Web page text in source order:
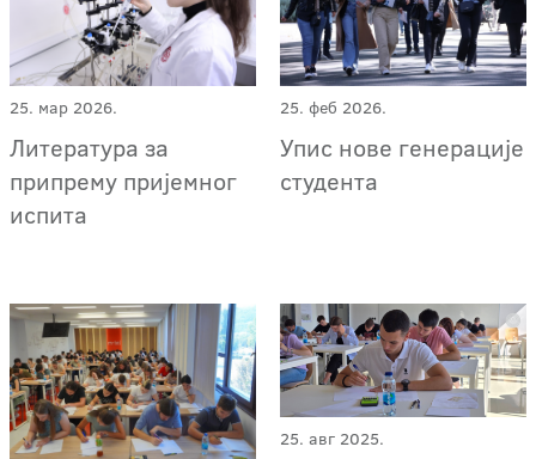
25. мар 2026.
Литература за
припрему пријемног
испита
25. феб 2026.
Упис нове генерације
студента
25. авг 2025.